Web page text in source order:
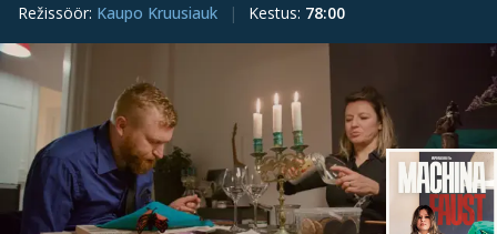
Režissöör: Kaupo Kruusiauk Kestus: 78:00